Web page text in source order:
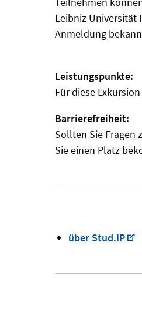
Leibniz Universität
Anmeldung
Leistungspunkte:
Für diese
Barrierefreiheit:
Sollten Sie Fragen
Sie einen Platz
über Stud.IP